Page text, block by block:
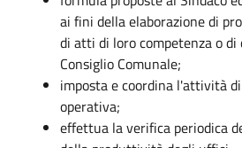
ai fini della elaborazione di
di atti di loro competenza o di
Consiglio Comunale;
imposta e coordina l'attività
operativa;
effettua la verifica periodica